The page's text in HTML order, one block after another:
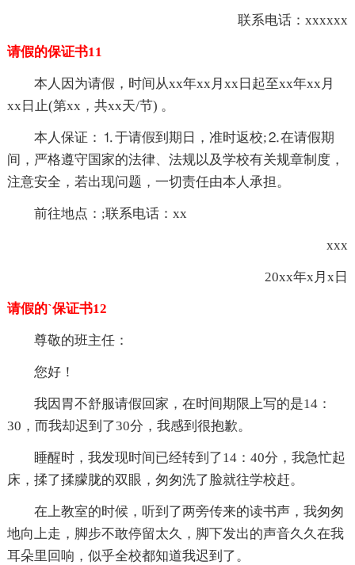
联系电话：xxxxxx
请假的保证书11
本人因为请假，时间从xx年xx月xx日起至xx年xx月
xx日止(第xx，共xx天/节) 。
本人保证：⒈于请假到期日，准时返校;⒉在请假期
间，严格遵守国家的法律、法规以及学校有关规章制度，
注意安全，若出现问题，一切责任由本人承担。
前往地点：;联系电话：xx
xxx
20xx年x月x日
请假的`保证书12
尊敬的班主任：
您好！
我因胃不舒服请假回家，在时间期限上写的是14：
30，而我却迟到了30分，我感到很抱歉。
睡醒时，我发现时间已经转到了14：40分，我急忙起
床，揉了揉朦胧的双眼，匆匆洗了脸就往学校赶。
在上教室的时候，听到了两旁传来的读书声，我匆匆
地向上走，脚步不敢停留太久，脚下发出的声音久久在我
耳朵里回响，似乎全校都知道我迟到了。